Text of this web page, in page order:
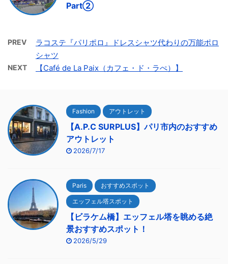
Part②
PREV
ラコステ『パリポロ』ドレスシャツ代わりの万能ポロ
シャツ
NEXT 【Café de La Paix（カフェ・ド・ラぺ）】
Fashion アウトレット
【A.P.C SURPLUS】パリ市内のおすすめ
アウトレット
2026/7/17
Paris おすすめスポット
エッフェル塔スポット
【ビラケム橋】エッフェル塔を眺める絶
景おすすめスポット！
2026/5/29